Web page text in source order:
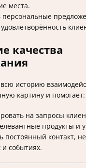
места.
качества
историю
картину и помогает:
на запросы
продукты и
постоянный контакт,
событиях.